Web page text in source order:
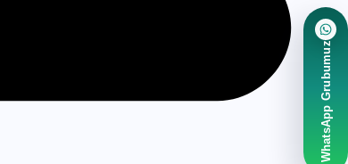
WhatsApp Grubumuz